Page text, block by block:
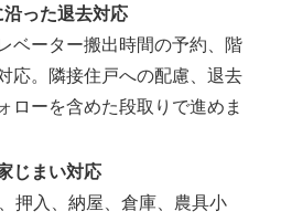
った退去対応
ベーター搬出時間の予約、階
応。隣接住戸への配慮、退去
ローを含めた段取りで進めま
じまい対応
押入、納屋、倉庫、農具小